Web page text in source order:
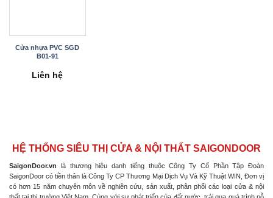
Cửa nhựa PVC SGD
B01-91
Liên hệ
HỆ THỐNG SIÊU THỊ CỬA & NỘI THẤT SAIGONDOOR
SaigonDoor.vn là thương hiệu danh tiếng thuộc Công Ty Cổ Phần Tập Đoàn
SaigonDoor có tiền thân là Công Ty CP Thương Mại Dịch Vụ Và Kỹ Thuật WIN, Đơn vị
có hơn 15 năm chuyên môn về nghiên cứu, sản xuất, phân phối các loại cửa & nội